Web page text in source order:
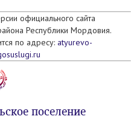
официального сайта
Республики Мордовия.
по адресу: atyurevo-
поселение